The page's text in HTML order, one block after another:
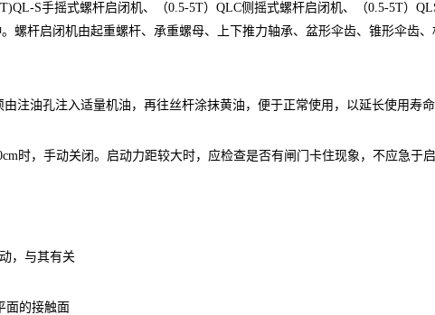
S手摇式螺杆启闭机、（0.5-5T） QLC侧摇式螺杆启闭机、（0.5-5T）
螺杆启闭机由起重螺杆、承重螺母、上下推力轴承、盆形伞齿、锥形伞齿
注油孔注入适量机油，再往丝杆涂抹黄油，便于正常使用，以延长使用寿命
时，手动关闭。启动力距较大时，应检查是否有闸门卡住现象，不应急于
，与其有关
面的接触面